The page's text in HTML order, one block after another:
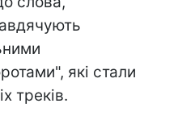
які стали
треків.